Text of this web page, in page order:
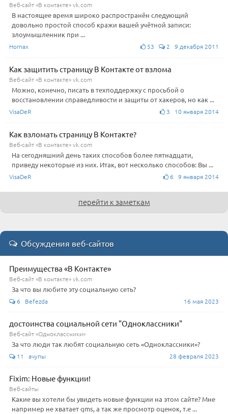
Веб-сайт «В контакте» vk.com
В настоящее время широко распространён следующий
довольно простой способ кражи вашей учётной записи:
злоумышленник при ...
Hornax 53 2 9 декабря 2011
Как защитить страницу В Контакте от взлома
Веб-сайт «В контакте» vk.com
Можно, конечно, писать в техподдержку с просьбой о
восстановлении справедливости и защиты от хакеров, но как ...
VisaDeR 3 10 января 2014
Как взломать страницу В Контакте?
Веб-сайт «В контакте» vk.com
На сегодняшний день таких способов более пятнадцати,
приведу некоторые из них. Итак, вот несколько способов: Вы ...
VisaDeR 6 9 января 2014
перейти к заметкам
Обсуждения веб-сайтов
Преимущества «В Контакте»
Веб-сайт «В контакте» vk.com
За что вы любите эту социальную сеть?
6 Befezda 16 мая 2023
достоинства социальной сети "Одноклассники"
Веб-сайт «Одноклассники»
За что люди так любят социальную сеть «Одноклассники»?
11 ачупы 28 февраля 2023
Fixim: Новые функции!
Веб-сайты
Какие вы хотели бы увидеть новые функции на этом сайте? Мне
например не хватает qms, а так же просмотр оценок, т.е ...